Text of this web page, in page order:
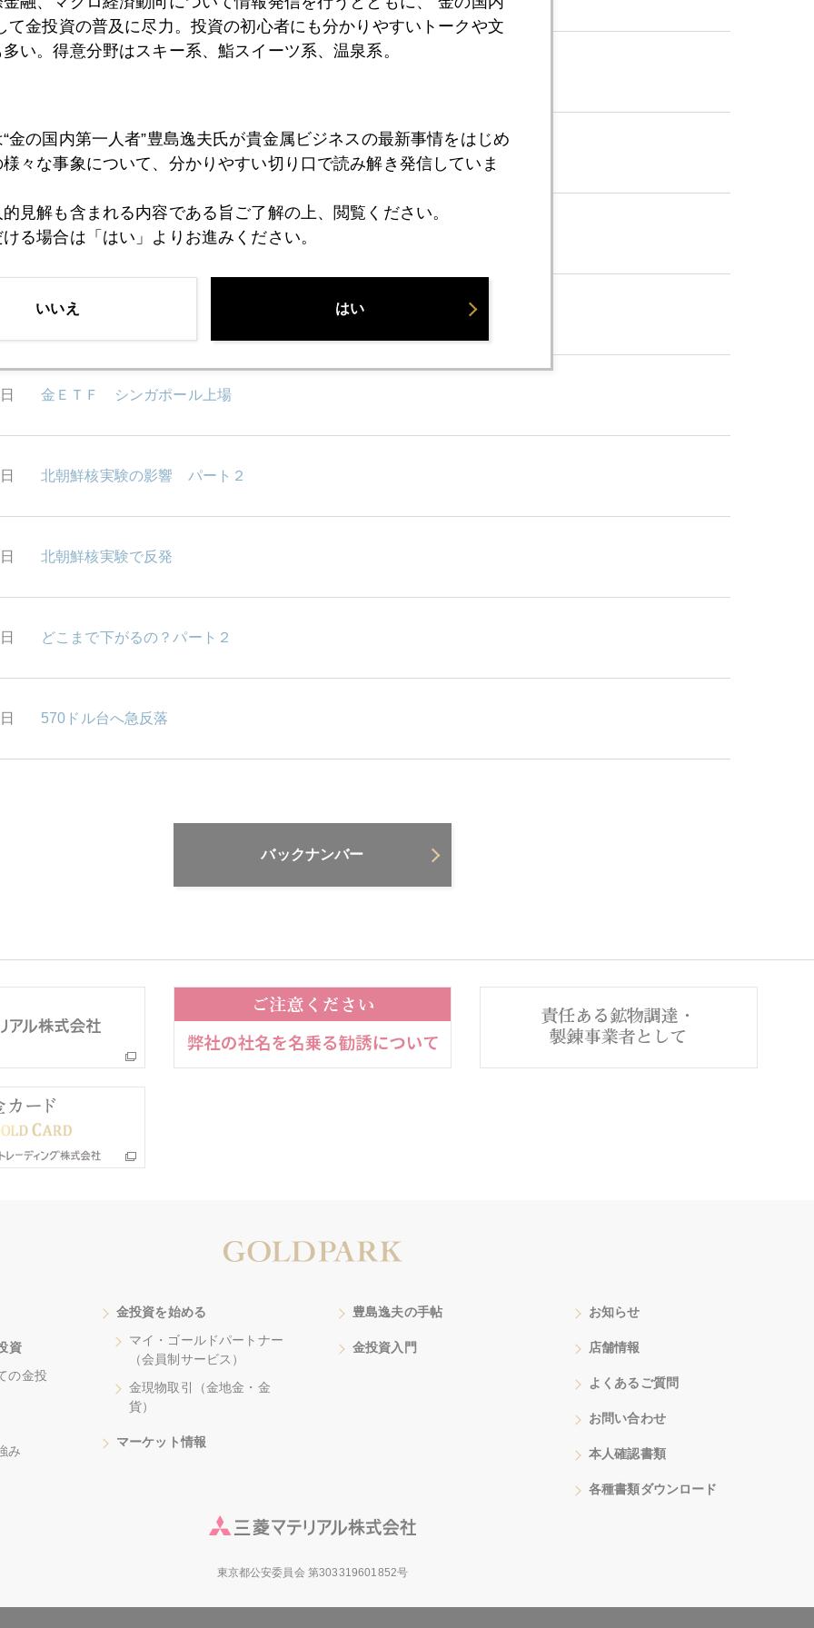
相場の景色は印象派の絵の如し
潮の流れに変化の兆し
金価格を買うのか、金を買うのか
金ＥＴＦ シンガポール上場
北朝鮮核実験の影響 パート２
北朝鮮核実験で反発
どこまで下がるの？パート２
570ドル台へ急反落
バックナンバー
資
の金投
み
金投資を始める
マイ・ゴールドパートナー
（会員制サービス）
金現物取引（金地金・金
貨）
マーケット情報
豊島逸夫の手帖
金投資入門
お知らせ
店舗情報
よくあるご質問
お問い合わせ
本人確認書類
各種書類ダウンロード
東京都公安委員会 第303319601852号
て金投資の普及に尽力。投資の初心者にも分かりやすいトークや文
い。得意分野はスキー系、鮨スイーツ系、温泉系。
金の国内第一人者”豊島逸夫氏が貴金属ビジネスの最新事情をはじめ
々な事象について、分かりやすい切り口で読み解き発信していま
見解も含まれる内容である旨ご了解の上、閲覧ください。
る場合は「はい」よりお進みください。
いいえ はい